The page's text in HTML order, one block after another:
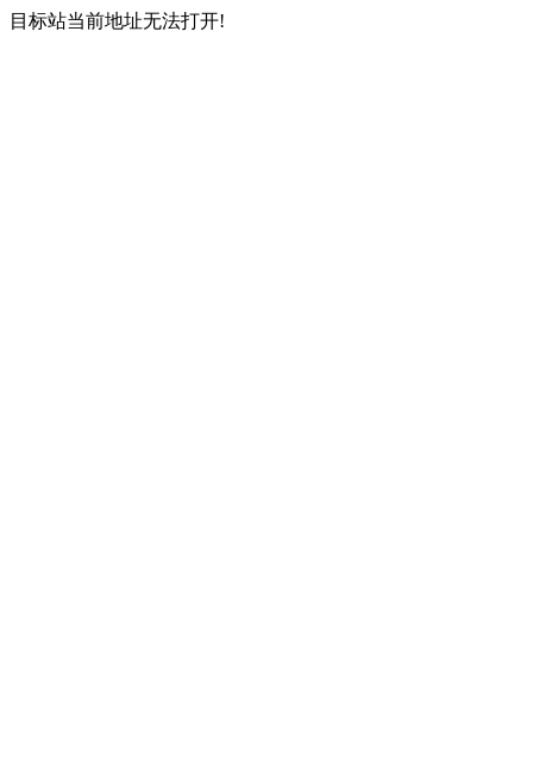
目标站当前地址无法打开!